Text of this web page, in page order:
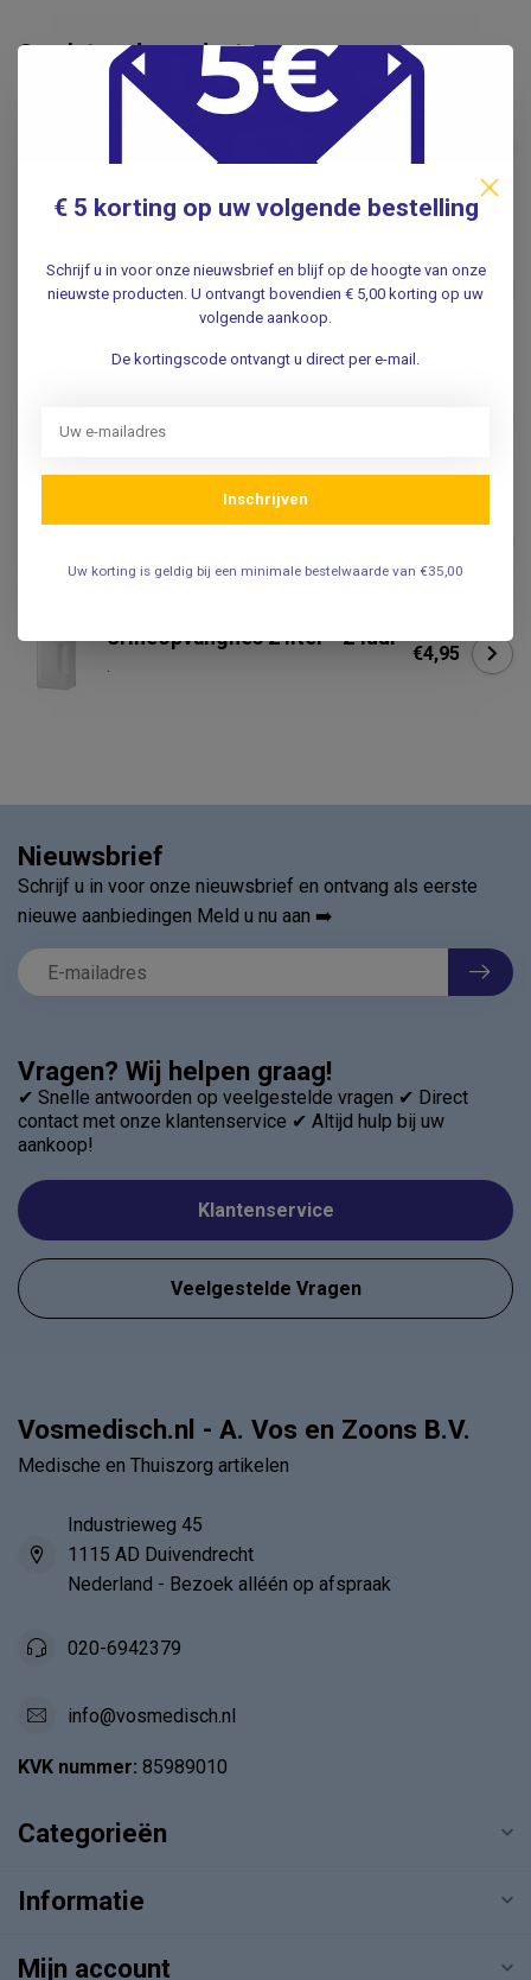
Gerelateerde producten
URI-MAX
Uri-Max Urine opvangzak voor
baby's/ kleine kinderen Steriel
10 st.
voor 24-uurs urineopvang -
Kleur: Bruin
€4,95
schroefdop en etiket
Urinepotje Steriel met Witte
Urineopvangfles 2 liter - 24uur
.
€4,95
Vragen? Wij helpen graag!
✔ Snelle antwoorden op veelgestelde vragen ✔ Direct
contact met onze klantenservice ✔ Altijd hulp bij uw
aankoop!
Klantenservice
Veelgestelde Vragen
Nieuwsbrief
Schrijf u in voor onze nieuwsbrief en ontvang als eerste
nieuwe aanbiedingen Meld u nu aan ➡️
Vosmedisch.nl - A. Vos en Zoons B.V.
Medische en Thuiszorg artikelen
Industrieweg 45
1115 AD Duivendrecht
Nederland - Bezoek alléén op afspraak
020-6942379
info@vosmedisch.nl
KVK nummer: 85989010
Categorieën
Informatie
Mijn account
€ 5 korting op uw volgende bestelling
Schrijf u in voor onze nieuwsbrief en blijf op de hoogte van onze
nieuwste producten. U ontvangt bovendien € 5,00 korting op uw
volgende aankoop.
De kortingscode ontvangt u direct per e-mail.
Inschrijven
Uw korting is geldig bij een minimale bestelwaarde van €35,00